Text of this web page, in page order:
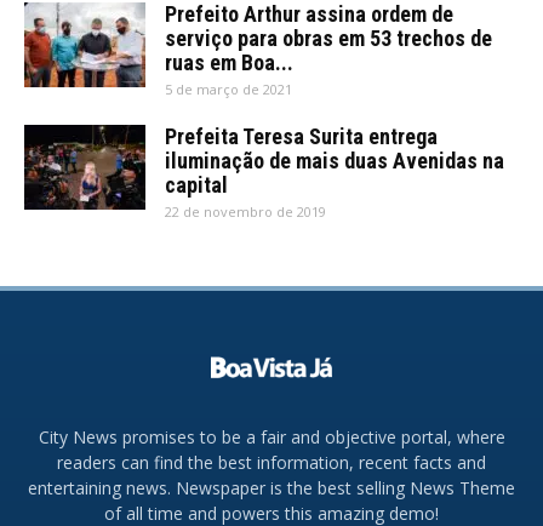
Prefeito Arthur assina ordem de
serviço para obras em 53 trechos de
ruas em Boa...
5 de março de 2021
Prefeita Teresa Surita entrega
iluminação de mais duas Avenidas na
capital
22 de novembro de 2019
City News promises to be a fair and objective portal, where
readers can find the best information, recent facts and
entertaining news. Newspaper is the best selling News Theme
of all time and powers this amazing demo!